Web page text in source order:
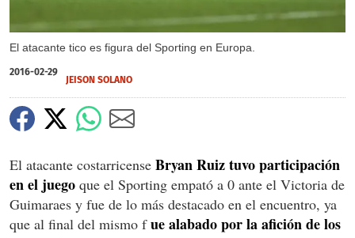
El atacante tico es figura del Sporting en Europa.
2016-02-29
JEISON SOLANO
El atacante costarricense Bryan Ruiz tuvo participación
en el juego que el Sporting empató a 0 ante el Victoria de
Guimaraes y fue de lo más destacado en el encuentro, ya
que al final del mismo fue alabado por la afición de los